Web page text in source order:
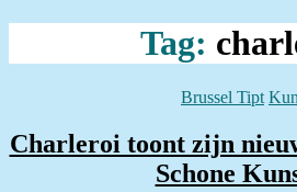
Tag:
Brussel Tipt
Charleroi toont zijn
Schone